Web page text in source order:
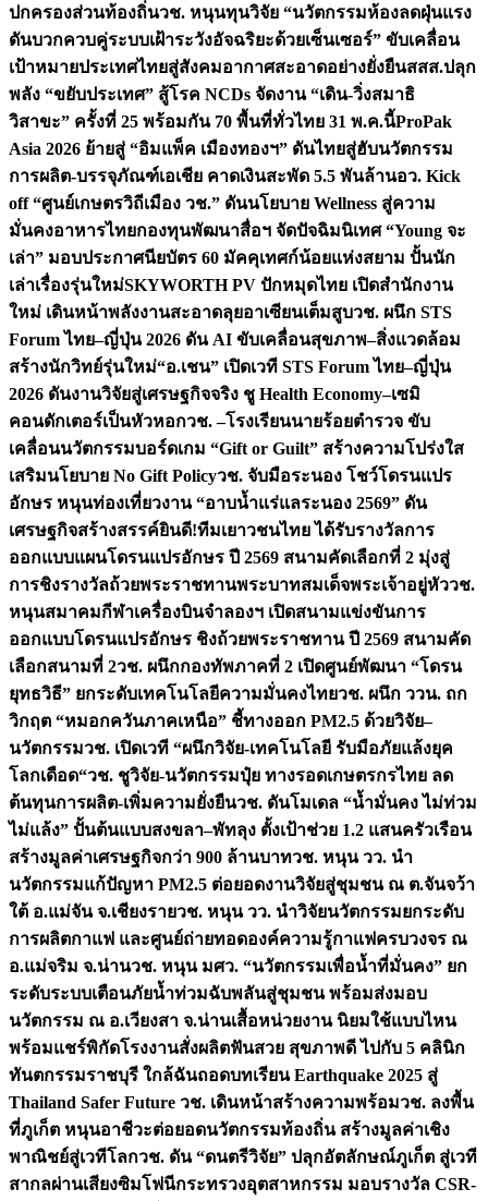
ปกครองส่วนท้องถิ่นวช. หนุนทุนวิจัย “นวัตกรรมห้องลดฝุ่นแรง
ดันบวกควบคู่ระบบเฝ้าระวังอัจฉริยะด้วยเซ็นเซอร์” ขับเคลื่อน
เป้าหมายประเทศไทยสู่สังคมอากาศสะอาดอย่างยั่งยืนสสส.ปลุก
พลัง “ขยับประเทศ” สู้โรค NCDs จัดงาน “เดิน-วิ่งสมาธิ
วิสาขะ” ครั้งที่ 25 พร้อมกัน 70 พื้นที่ทั่วไทย 31 พ.ค.นี้ProPak
Asia 2026 ย้ายสู่ “อิมแพ็ค เมืองทองฯ” ดันไทยสู่ฮับนวัตกรรม
การผลิต-บรรจุภัณฑ์เอเชีย คาดเงินสะพัด 5.5 พันล้านอว. Kick
off “ศูนย์เกษตรวิถีเมือง วช.” ดันนโยบาย Wellness สู่ความ
มั่นคงอาหารไทยกองทุนพัฒนาสื่อฯ จัดปัจฉิมนิเทศ “Young จะ
เล่า” มอบประกาศนียบัตร 60 มัคคุเทศก์น้อยแห่งสยาม ปั้นนัก
เล่าเรื่องรุ่นใหม่SKYWORTH PV ปักหมุดไทย เปิดสำนักงาน
ใหม่ เดินหน้าพลังงานสะอาดลุยอาเซียนเต็มสูบวช. ผนึก STS
Forum ไทย–ญี่ปุ่น 2026 ดัน AI ขับเคลื่อนสุขภาพ–สิ่งแวดล้อม
สร้างนักวิทย์รุ่นใหม่“อ.เชน” เปิดเวที STS Forum ไทย–ญี่ปุ่น
2026 ดันงานวิจัยสู่เศรษฐกิจจริง ชู Health Economy–เซมิ
คอนดักเตอร์เป็นหัวหอกวช. –โรงเรียนนายร้อยตำรวจ ขับ
เคลื่อนนวัตกรรมบอร์ดเกม “Gift or Guilt” สร้างความโปร่งใส
เสริมนโยบาย No Gift Policyวช. จับมือระนอง โชว์โดรนแปร
อักษร หนุนท่องเที่ยวงาน “อาบน้ำแร่แลระนอง 2569” ดัน
เศรษฐกิจสร้างสรรค์ยินดี!ทีมเยาวชนไทย ได้รับรางวัลการ
ออกแบบแผนโดรนแปรอักษร ปี 2569 สนามคัดเลือกที่ 2 มุ่งสู่
การชิงรางวัลถ้วยพระราชทานพระบาทสมเด็จพระเจ้าอยู่หัววช.
หนุนสมาคมกีฬาเครื่องบินจำลองฯ เปิดสนามแข่งขันการ
ออกแบบโดรนแปรอักษร ชิงถ้วยพระราชทาน ปี 2569 สนามคัด
เลือกสนามที่ 2วช. ผนึกกองทัพภาคที่ 2 เปิดศูนย์พัฒนา “โดรน
ยุทธวิธี” ยกระดับเทคโนโลยีความมั่นคงไทยวช. ผนึก ววน. ถก
วิกฤต “หมอกควันภาคเหนือ” ชี้ทางออก PM2.5 ด้วยวิจัย–
นวัตกรรมวช. เปิดเวที “ผนึกวิจัย-เทคโนโลยี รับมือภัยแล้งยุค
โลกเดือด“วช. ชูวิจัย-นวัตกรรมปุ๋ย ทางรอดเกษตรกรไทย ลด
ต้นทุนการผลิต-เพิ่มความยั่งยืนวช. ดันโมเดล “น้ำมั่นคง ไม่ท่วม
ไม่แล้ง” ปั้นต้นแบบสงขลา–พัทลุง ตั้งเป้าช่วย 1.2 แสนครัวเรือน
สร้างมูลค่าเศรษฐกิจกว่า 900 ล้านบาทวช. หนุน วว. นำ
นวัตกรรมแก้ปัญหา PM2.5 ต่อยอดงานวิจัยสู่ชุมชน ณ ต.จันจว้า
ใต้ อ.แม่จัน จ.เชียงรายวช. หนุน วว. นำวิจัยนวัตกรรมยกระดับ
การผลิตกาแฟ และศูนย์ถ่ายทอดองค์ความรู้กาแฟครบวงจร ณ
อ.แม่จริม จ.น่านวช. หนุน มศว. “นวัตกรรมเพื่อน้ำที่มั่นคง” ยก
ระดับระบบเตือนภัยน้ำท่วมฉับพลันสู่ชุมชน พร้อมส่งมอบ
นวัตกรรม ณ อ.เวียงสา จ.น่านเสื้อหน่วยงาน นิยมใช้แบบไหน
พร้อมแชร์พิกัดโรงงานสั่งผลิตฟันสวย สุขภาพดี ไปกับ 5 คลินิก
ทันตกรรมราชบุรี ใกล้ฉันถอดบทเรียน Earthquake 2025 สู่
Thailand Safer Future วช. เดินหน้าสร้างความพร้อมวช. ลงพื้น
ที่ภูเก็ต หนุนอาชีวะต่อยอดนวัตกรรมท้องถิ่น สร้างมูลค่าเชิง
พาณิชย์สู่เวทีโลกวช. ดัน “ดนตรีวิจัย” ปลุกอัตลักษณ์ภูเก็ต สู่เวที
สากลผ่านเสียงซิมโฟนีกระทรวงอุตสาหกรรม มอบรางวัล CSR-